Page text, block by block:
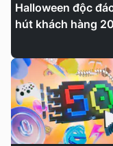
Halloween độc
hút khách hàng